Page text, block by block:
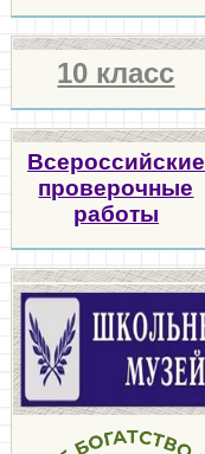
10 класс
Всероссийские
проверочные
работы